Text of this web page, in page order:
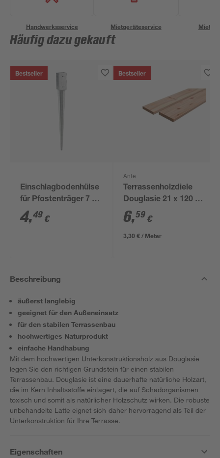
Handwerksservice Mietgeräteservice
Häufig dazu gekauft
Bestseller
Einschlagbodenhülse
für Pfostenträger 7 x
7 x 75 cm
4,49 €
Bestseller
Ante
Terrassenholzdiele
Douglasie 21 x 120 x
2000 mm
6,59 €
3,30 € / Meter
Beschreibung
äußerst langlebig
geeignet für den Außeneinsatz
für den stabilen Terrassenbau
hochwertiges Naturprodukt
einfache Handhabung
Mit dem hochwertigen Unterkonstruktionsholz aus Douglasie
legen Sie den richtigen Grundstein für einen stabilen
Terrassenbau. Douglasie ist eine dauerhafte natürliche Holzart,
die im Kern Inhaltsstoffe einlagert, die auf Schadorganismen
toxisch und somit als natürlicher Holzschutz wirken. Die robuste
unbehandelte Latte eignet sich daher hervorragend als Teil der
Unterkonstruktion für Ihre Terrasse.
Eigenschaften